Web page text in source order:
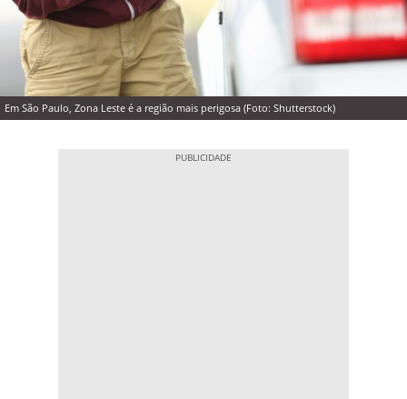
Em São Paulo, Zona Leste é a região mais perigosa (Foto: Shutterstock)